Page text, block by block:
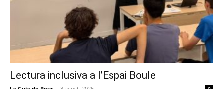
Lectura inclusiva a l’Espai Boule